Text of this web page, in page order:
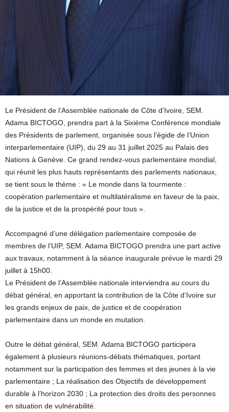
Le Président de l’Assemblée nationale de Côte d’Ivoire, SEM.
Adama BICTOGO, prendra part à la Sixième Conférence mondiale
des Présidents de parlement, organisée sous l’égide de l’Union
interparlementaire (UIP), du 29 au 31 juillet 2025 au Palais des
Nations à Genève. Ce grand rendez-vous parlementaire mondial,
qui réunit les plus hauts représentants des parlements nationaux,
se tient sous le thème : « Le monde dans la tourmente :
coopération parlementaire et multilatéralisme en faveur de la paix,
de la justice et de la prospérité pour tous ».
Accompagné d’une délégation parlementaire composée de
membres de l’UIP, SEM. Adama BICTOGO prendra une part active
aux travaux, notamment à la séance inaugurale prévue le mardi 29
juillet à 15h00.
Le Président de l’Assemblée nationale interviendra au cours du
débat général, en apportant la contribution de la Côte d’Ivoire sur
les grands enjeux de paix, de justice et de coopération
parlementaire dans un monde en mutation.
Outre le débat général, SEM. Adama BICTOGO participera
également à plusieurs réunions-débats thématiques, portant
notamment sur la participation des femmes et des jeunes à la vie
parlementaire ; La réalisation des Objectifs de développement
durable à l’horizon 2030 ; La protection des droits des personnes
en situation de vulnérabilité.